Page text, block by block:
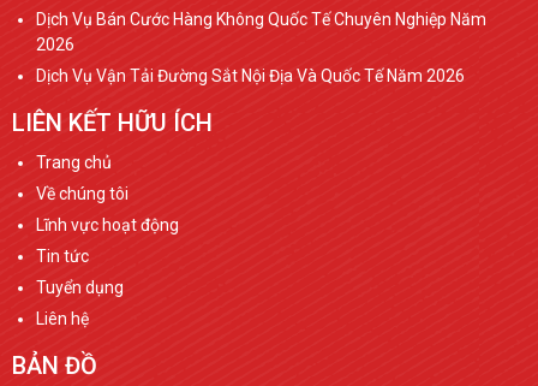
Dịch Vụ Bán Cước Hàng Không Quốc Tế Chuyên Nghiệp Năm
2026
Dịch Vụ Vận Tải Đường Sắt Nội Địa Và Quốc Tế Năm 2026
LIÊN KẾT HỮU ÍCH
Trang chủ
Về chúng tôi
Lĩnh vực hoạt động
Tin tức
Tuyển dụng
Liên hệ
BẢN ĐỒ